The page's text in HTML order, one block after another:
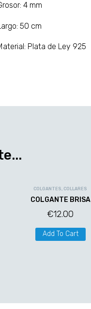
4 mm
50 cm
Plata de Ley 925
COLGANTES, COLLARES
COLGANTE BRISA
€12.00
Add To Cart